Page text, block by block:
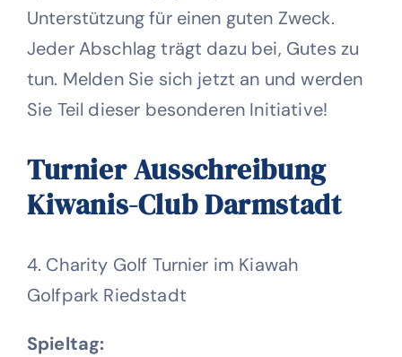
Kontakt
Unterstützung für einen guten Zweck.
Jeder Abschlag trägt dazu bei, Gutes zu
tun. Melden Sie sich jetzt an und werden
Sie Teil dieser besonderen Initiative!
Turnier Ausschreibung
Kiwanis-Club Darmstadt
4. Charity Golf Turnier im Kiawah
Golfpark Riedstadt
Spieltag: